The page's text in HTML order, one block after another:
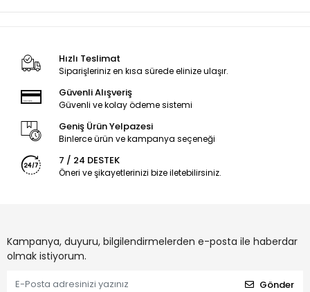
Hızlı Teslimat
Siparişleriniz en kısa sürede elinize ulaşır.
Güvenli Alışveriş
Güvenli ve kolay ödeme sistemi
Geniş Ürün Yelpazesi
Binlerce ürün ve kampanya seçeneği
7 / 24 DESTEK
Öneri ve şikayetlerinizi bize iletebilirsiniz.
Kampanya, duyuru, bilgilendirmelerden e-posta ile haberdar
olmak istiyorum.
Gönder